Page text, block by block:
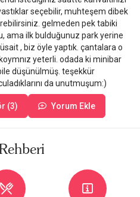
seçebilir, muhteşem dibek
gelmeden pek tabiki
ama ilk bulduğunuz park yerine
, biz öyle yaptık. çantalara o
yeterli. odada ki minibar
düşünülmüş. teşekkür
da unutmuşum:)
(3) Yorum Ekle